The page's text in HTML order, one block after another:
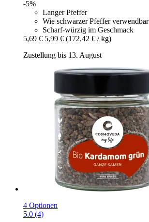
-5%
Langer Pfeffer
Wie schwarzer Pfeffer verwendbar
Scharf-würzig im Geschmack
5,69 € 5,99 € (172,42 € / kg)
Zustellung bis 13. August
4 Optionen
5.0 (4)